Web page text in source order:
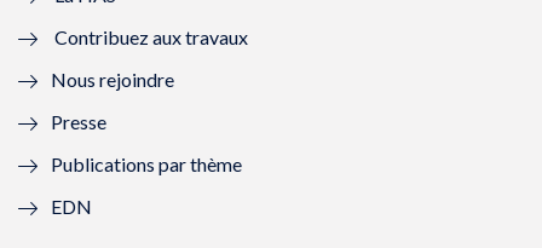
l
l
f
e
e
Contribuez aux travaux
Nous rejoindre
Presse
Publications par thème
EDN